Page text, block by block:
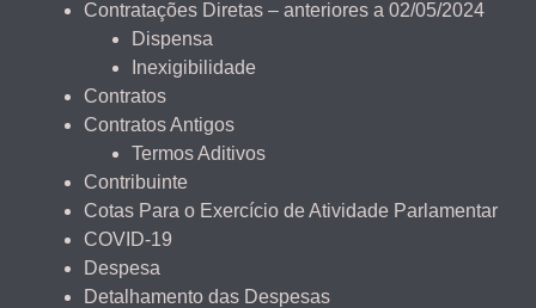
Contratações Diretas – anteriores a 02/05/2024
Dispensa
Inexigibilidade
Contratos
Contratos Antigos
Termos Aditivos
Contribuinte
Cotas Para o Exercício de Atividade Parlamentar
COVID-19
Despesa
Detalhamento das Despesas